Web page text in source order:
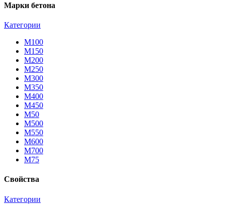
Марки бетона
Категории
М100
М150
М200
М250
М300
М350
М400
М450
М50
М500
М550
М600
М700
М75
Свойства
Категории